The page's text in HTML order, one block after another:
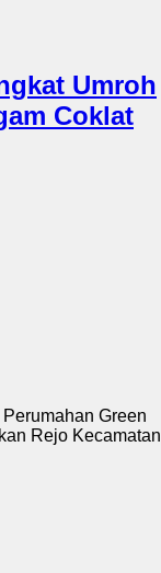
Umroh
Coklat
Perumahan Green
Rejo Kecamatan